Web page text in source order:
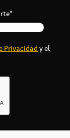
Privacidady el